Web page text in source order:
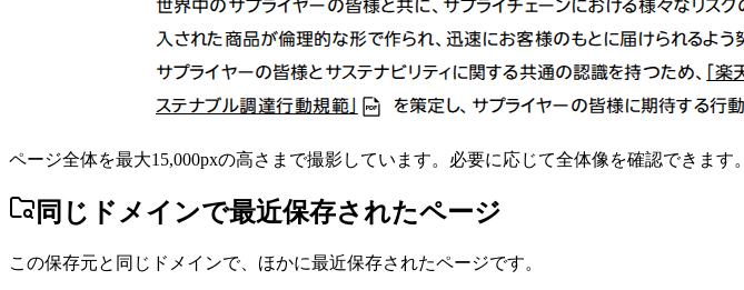
ページ全体を最大15,000pxの高さまで撮影しています。必要に応じて全体像を確認できます。
同じドメインで最近保存されたページ
この保存元と同じドメインで、ほかに最近保存されたページです。